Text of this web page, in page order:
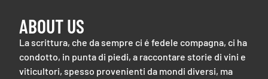
ABOUT US
La scrittura, che da sempre ci é fedele compagna, ci ha
condotto, in punta di piedi, a raccontare storie di vini e
viticultori, spesso provenienti da mondi diversi, ma